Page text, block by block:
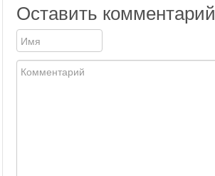
Оставить комментарий